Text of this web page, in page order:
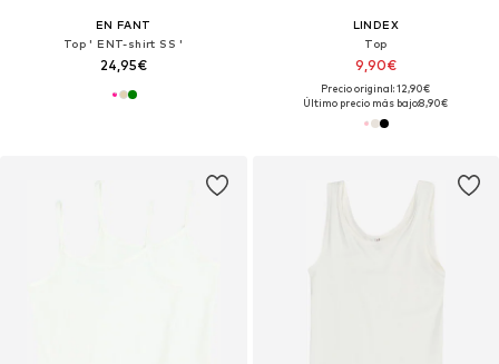
EN FANT
Top ' ENT-shirt SS '
24,95€
LINDEX
Top
9,90€
Precio original: 12,90€
Último precio más bajo:8,90€